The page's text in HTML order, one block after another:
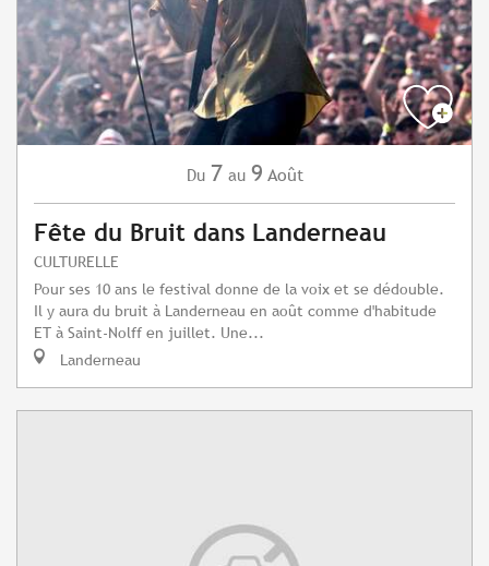
Du 7 au 9 Août
Fête du Bruit dans Landerneau
CULTURELLE
Pour ses 10 ans le festival donne de la voix et se dédouble.
Il y aura du bruit à Landerneau en août comme d'habitude
ET à Saint-Nolff en juillet. Une...
Landerneau